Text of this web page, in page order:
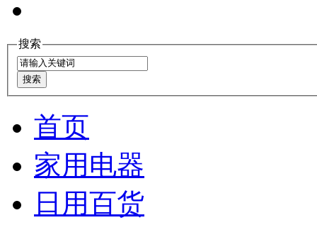
搜索
首页
家用电器
日用百货